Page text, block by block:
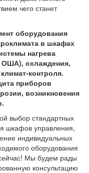
чего станет
оборудования
в шкафах
нагрева
ОША), охлаждения,
контроля.
приборов
возникновения
выбор стандартных
шкафов управления,
индивидуальных
оборудования
Мы будем рады
консультацию